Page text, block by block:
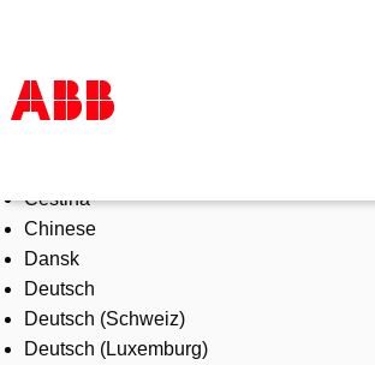
Products & Solutions
Industries
Services
About us
Where to buy
Contact us
Čeština
Chinese
Dansk
Deutsch
Deutsch (Schweiz)
Deutsch (Luxemburg)